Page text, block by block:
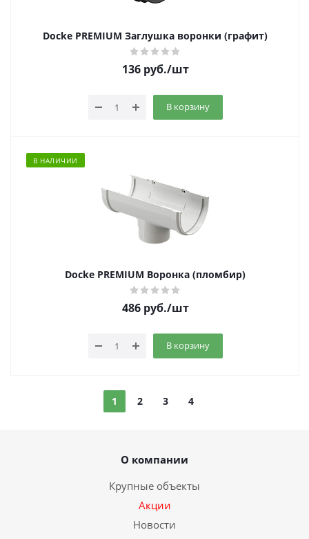
Docke PREMIUM Заглушка воронки (графит)
136руб./шт
В корзину
В НАЛИЧИИ
Docke PREMIUM Воронка (пломбир)
486руб./шт
В корзину
1 2 3 4
О компании
Крупные объекты
Акции
Новости